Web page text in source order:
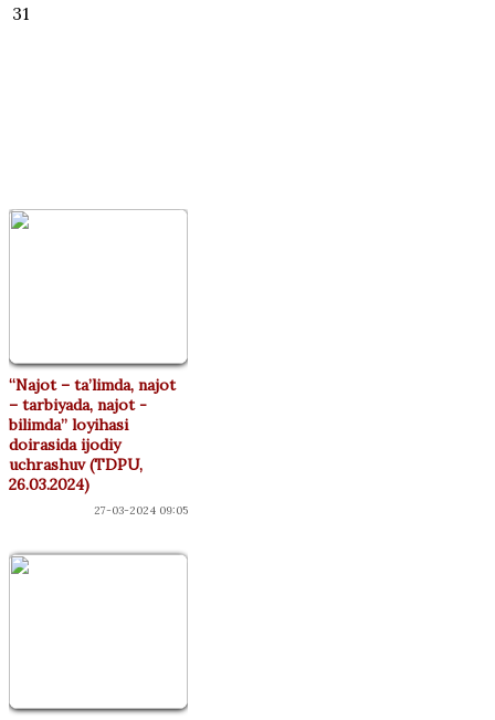
31
“Najot – ta’limda, najot
– tarbiyada, najot -
bilimda” loyihasi
doirasida ijodiy
uchrashuv (TDPU,
26.03.2024)
27-03-2024 09:05